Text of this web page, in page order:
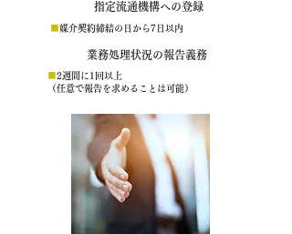
指定流通機構への登録
媒介契約締結の日から7日以内
業務処理状況の報告義務
2週間に1回以上
（任意で報告を求めることは可能）